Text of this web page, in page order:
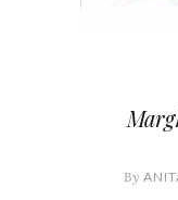
By